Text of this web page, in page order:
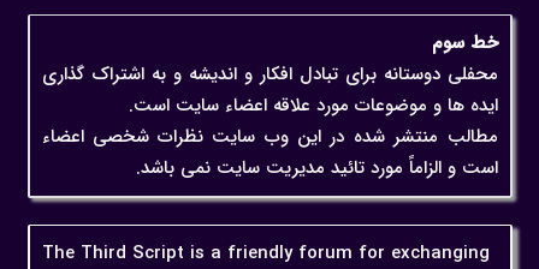
خط سوم
محفلی دوستانه برای تبادل افکار و اندیشه و به اشتراک گذاری
ایده ها و موضوعات مورد علاقه اعضاء سایت است.
مطالب منتشر شده در این وب سایت نظرات شخصی اعضاء
است و الزاماً مورد تائید مدیریت سایت نمی باشد.
The Third Script is a friendly forum for exchanging